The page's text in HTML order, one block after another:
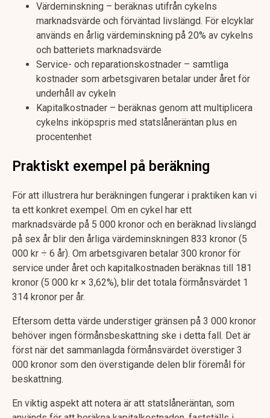
Värdeminskning – beräknas utifrån cykelns
marknadsvärde och förväntad livslängd. För elcyklar
används en årlig värdeminskning på 20% av cykelns
och batteriets marknadsvärde
Service- och reparationskostnader – samtliga
kostnader som arbetsgivaren betalar under året för
underhåll av cykeln
Kapitalkostnader – beräknas genom att multiplicera
cykelns inköpspris med statslåneräntan plus en
procentenhet
Praktiskt exempel på beräkning
För att illustrera hur beräkningen fungerar i praktiken kan vi
ta ett konkret exempel. Om en cykel har ett
marknadsvärde på 5 000 kronor och en beräknad livslängd
på sex år blir den årliga värdeminskningen 833 kronor (5
000 kr ÷ 6 år). Om arbetsgivaren betalar 300 kronor för
service under året och kapitalkostnaden beräknas till 181
kronor (5 000 kr × 3,62%), blir det totala förmånsvärdet 1
314 kronor per år.
Eftersom detta värde understiger gränsen på 3 000 kronor
behöver ingen förmånsbeskattning ske i detta fall. Det är
först när det sammanlagda förmånsvärdet överstiger 3
000 kronor som den överstigande delen blir föremål för
beskattning.
En viktig aspekt att notera är att statslåneräntan, som